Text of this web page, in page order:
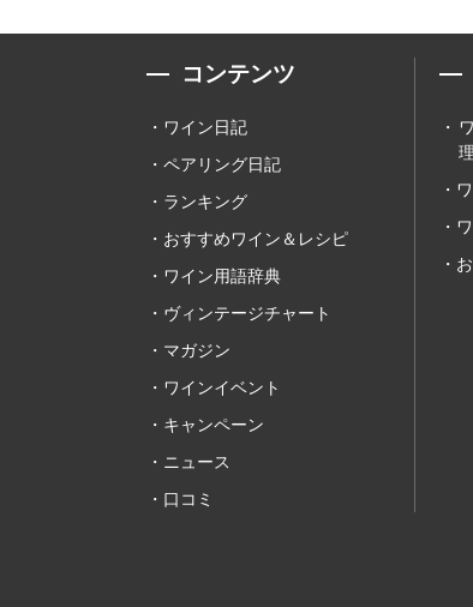
コンテンツ
ワイン日記
ペアリング日記
ランキング
おすすめワイン＆レシピ
ワイン用語辞典
ヴィンテージチャート
マガジン
ワインイベント
キャンペーン
ニュース
口コミ